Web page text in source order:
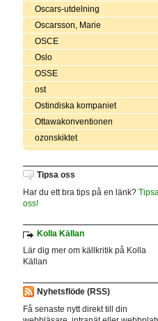
Oscars-utdelning
Oscarsson, Marie
OSCE
Oslo
OSSE
ost
Ostindiska kompaniet
Ottawakonventionen
ozonskiktet
Tipsa oss
Har du ett bra tips på en länk? Tipsa
oss!
Kolla Källan
Lär dig mer om källkritik på Kolla
Källan
Nyhetsflöde (RSS)
Få senaste nytt direkt till din